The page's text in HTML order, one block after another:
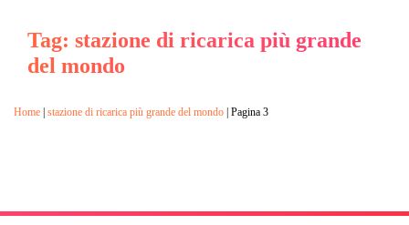
Tag: stazione di ricarica più grande
del mondo
Home stazione di ricarica più grande del mondo Pagina 3